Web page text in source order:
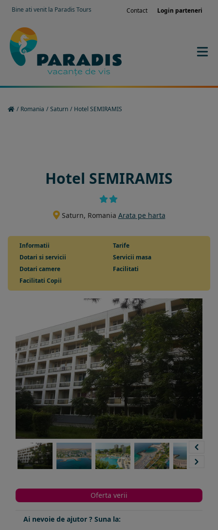
Bine ati venit la Paradis Tours Contact Login parteneri
/ Romania / Saturn / Hotel SEMIRAMIS
Hotel SEMIRAMIS
Saturn, Romania Arata pe harta
Informatii
Tarife
Dotari si servicii
Servicii masa
Dotari camere
Facilitati
Facilitati Copii
Oferta verii
Ai nevoie de ajutor ? Suna la: